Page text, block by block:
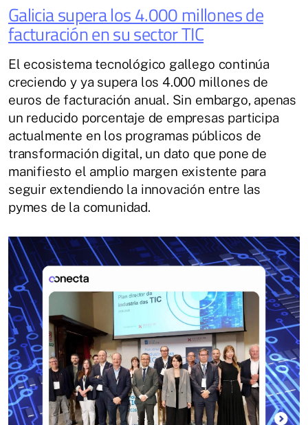
Galicia supera los 4.000 millones de
facturación en su sector TIC
El ecosistema tecnológico gallego continúa
creciendo y ya supera los 4.000 millones de
euros de facturación anual. Sin embargo, apenas
un reducido porcentaje de empresas participa
actualmente en los programas públicos de
transformación digital, un dato que pone de
manifiesto el amplio margen existente para
seguir extendiendo la innovación entre las
pymes de la comunidad.